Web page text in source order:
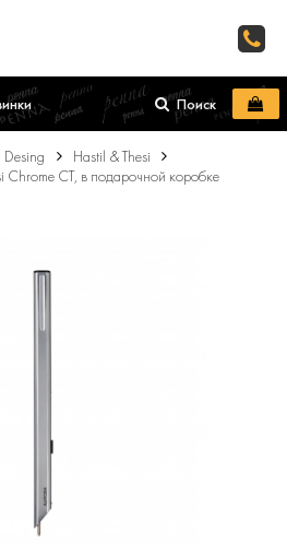
Поиск
Desing
Hastil & Thesi
Chrome CT, в подарочной коробке